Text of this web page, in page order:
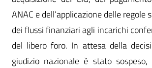
ANAC e dell’applicazione delle regole
dei flussi finanziari agli incarichi
del libero foro. In attesa della
giudizio nazionale è stato sospeso,